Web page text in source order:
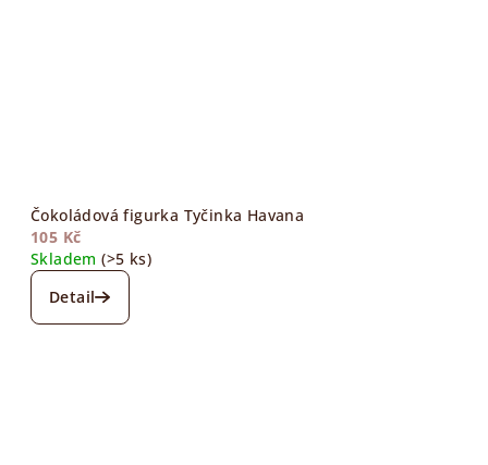
Čokoládová figurka Tyčinka Havana
105 Kč
Skladem(>5 ks)
Detail